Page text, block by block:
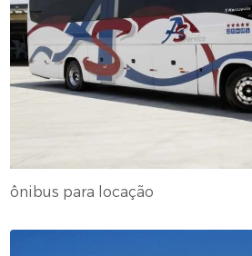
ônibus para locação